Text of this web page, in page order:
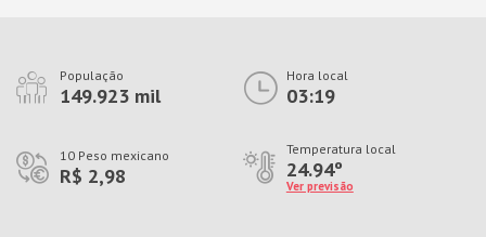
População
149.923 mil
Hora local
03:19
10 Peso mexicano
R$ 2,98
Temperatura local
24.94º
Ver previsão